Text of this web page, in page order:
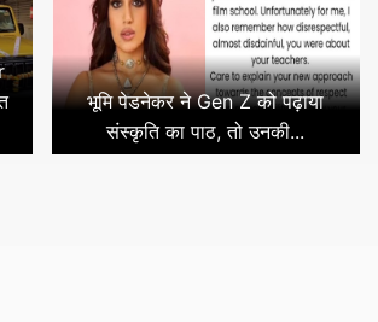
भूमि पेडनेकर ने Gen Z को पढ़ाया
संस्कृति का पाठ, तो उनकी...